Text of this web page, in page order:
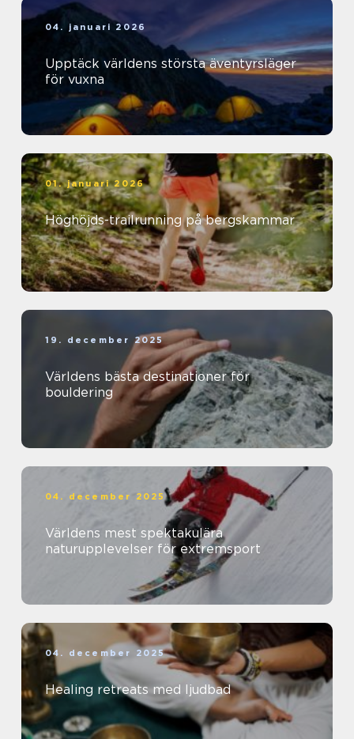
04. januari 2026
Upptäck världens största äventyrsläger
för vuxna
01. januari 2026
Höghöjds-trailrunning på bergskammar
19. december 2025
Världens bästa destinationer för
bouldering
04. december 2025
Världens mest spektakulära
naturupplevelser för extremsport
04. december 2025
Healing retreats med ljudbad